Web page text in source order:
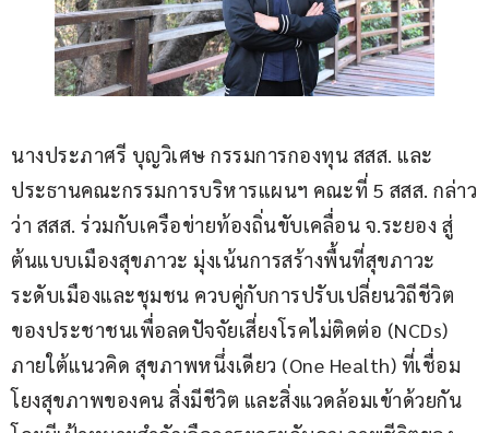
นางประภาศรี บุญวิเศษ กรรมการกองทุน สสส. และ
ประธานคณะกรรมการบริหารแผนฯ คณะที่ 5 สสส. กล่าว
ว่า สสส. ร่วมกับเครือข่ายท้องถิ่นขับเคลื่อน จ.ระยอง สู่
ต้นแบบเมืองสุขภาวะ มุ่งเน้นการสร้างพื้นที่สุขภาวะ
ระดับเมืองและชุมชน ควบคู่กับการปรับเปลี่ยนวิถีชีวิต
ของประชาชนเพื่อลดปัจจัยเสี่ยงโรคไม่ติดต่อ (NCDs)
ภายใต้แนวคิด สุขภาพหนึ่งเดียว (One Health) ที่เชื่อม
โยงสุขภาพของคน สิ่งมีชีวิต และสิ่งแวดล้อมเข้าด้วยกัน